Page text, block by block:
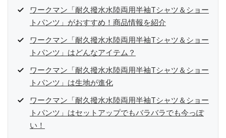
ワークマン「耐久撥水水陸両用半袖Tシャツ＆ショー
トパンツ」がおすすめ！商品情報を紹介
ワークマン「耐久撥水水陸両用半袖Tシャツ＆ショー
トパンツ」はどんなアイテム？
ワークマン「耐久撥水水陸両用半袖Tシャツ＆ショー
トパンツ」は生地が進化
ワークマン「耐久撥水水陸両用半袖Tシャツ＆ショー
トパンツ」はセットアップでもバラバラでも今っぽ
い！